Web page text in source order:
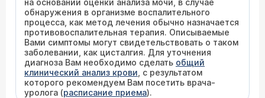
на основании оценки анализа мочи, в случае
обнаружения в организме воспалительного
процесса, как метод лечения обычно назначается
противовоспалительная терапия. Описываемые
Вами симптомы могут свидетельствовать о таком
заболевании, как цисталгия. Для уточнения
диагноза Вам необходимо сделать общий
клинический анализ крови , с результатом
которого рекомендуем Вам посетить врача-
уролога (расписание приема).